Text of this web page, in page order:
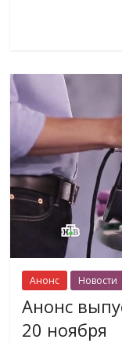
Анонс Новости
Анонс
20 ноября